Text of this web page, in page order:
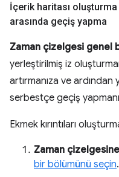
İçerik haritası oluşturma
arasında geçiş yapma
Zaman çizelgesi genel
yerleştirilmiş iz
artırmanıza ve ardından
serbestçe geçiş
Ekmek kırıntıları
Zaman
bir bölümünü seçin.